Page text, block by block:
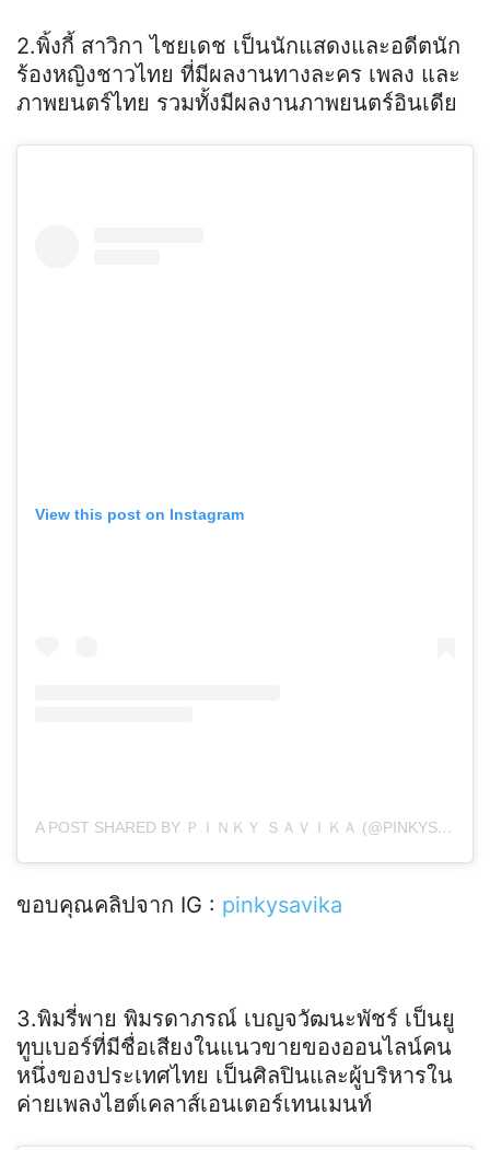
2.พิ้งกี้ สาวิกา ไชยเดช เป็นนักแสดงและอดีตนัก
ร้องหญิงชาวไทย ที่มีผลงานทางละคร เพลง และ
ภาพยนตร์ไทย รวมทั้งมีผลงานภาพยนตร์อินเดีย
View this post on Instagram
A POST SHARED BY ＰＩＮＫＹ ＳＡＶＩＫＡ (@PINKYSAVIKA)
ขอบคุณคลิปจาก IG : pinkysavika
3.พิมรี่พาย พิมรดาภรณ์ เบญจวัฒนะพัชร์ เป็นยู
ทูบเบอร์ที่มีชื่อเสียงในแนวขายของออนไลน์คน
หนึ่งของประเทศไทย เป็นศิลปินและผู้บริหารใน
ค่ายเพลงไฮต์เคลาส์เอนเตอร์เทนเมนท์